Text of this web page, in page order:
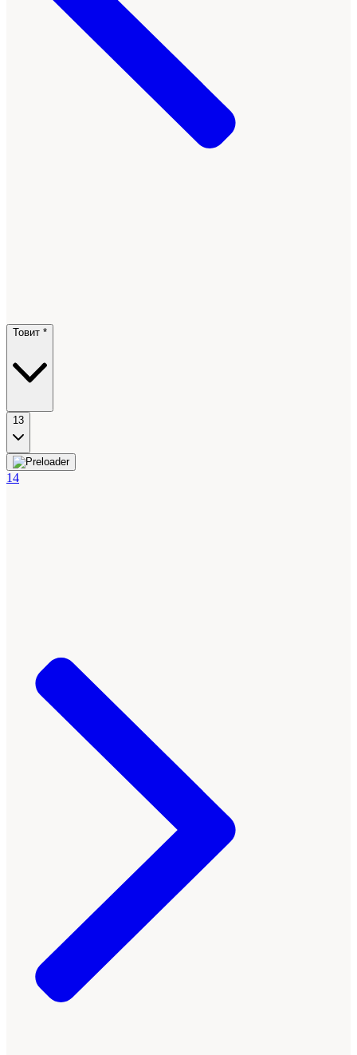
Товит *
13
14